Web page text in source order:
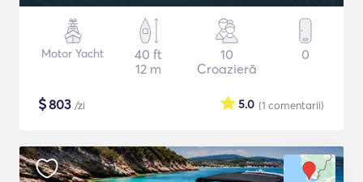
Motor Yacht
40 ft
12 m
10
Croazieră
0
$803 /zi (1 comentarii)
5.0